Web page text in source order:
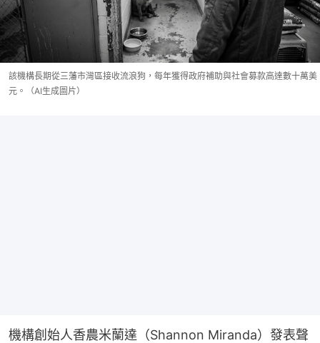
該機構長期從三藩市灣區接收流浪狗，每年獲得政府補助與社會募款高達數十萬美
元。（AI生成圖片）
機構創始人香農米蘭達（Shannon Miranda）發表聲